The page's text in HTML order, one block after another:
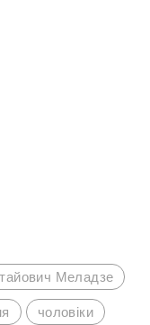
Меладзе
чоловіки